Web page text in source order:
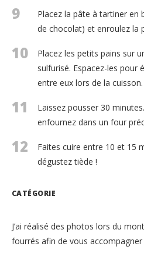
9
Placez la pâte à tartiner en
de chocolat) et enroulez la
10
Placez les petits pains sur
sulfurisé. Espacez-les pour
entre eux lors de la cuisson.
11
Laissez pousser 30
enfournez dans un four
12
Faites cuire entre 10 et 15
dégustez tiède !
CATÉGORIE
J’ai réalisé des photos lors du
fourrés afin de vous